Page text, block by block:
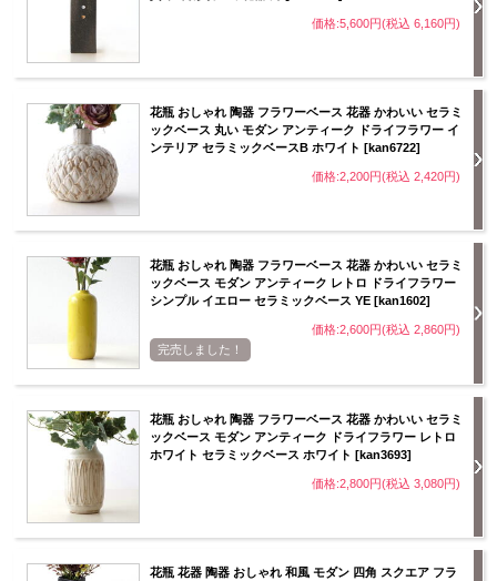
価格:5,600円(税込 6,160円)
花瓶 おしゃれ 陶器 フラワーベース 花器 かわいい セラミ
ックベース 丸い モダン アンティーク ドライフラワー イ
ンテリア セラミックベースB ホワイト [kan6722]
価格:2,200円(税込 2,420円)
花瓶 おしゃれ 陶器 フラワーベース 花器 かわいい セラミ
ックベース モダン アンティーク レトロ ドライフラワー
シンプル イエロー セラミックベース YE [kan1602]
価格:2,600円(税込 2,860円)
完売しました！
花瓶 おしゃれ 陶器 フラワーベース 花器 かわいい セラミ
ックベース モダン アンティーク ドライフラワー レトロ
ホワイト セラミックベース ホワイト [kan3693]
価格:2,800円(税込 3,080円)
花瓶 花器 陶器 おしゃれ 和風 モダン 四角 スクエア フラ